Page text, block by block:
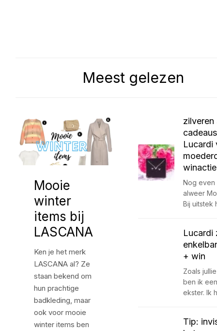
Meest gelezen
Mooie
winter
items bij
LASCANA
Ken je het merk
LASCANA al? Ze
staan bekend om
hun prachtige
badkleding, maar
ook voor mooie
winter items ben
zilveren
Lucardi
winactie
Nog even
alweer
Bij uitstek
Lucardi
+ win
Zoals
ben ik
ekster. Ik
Tip: